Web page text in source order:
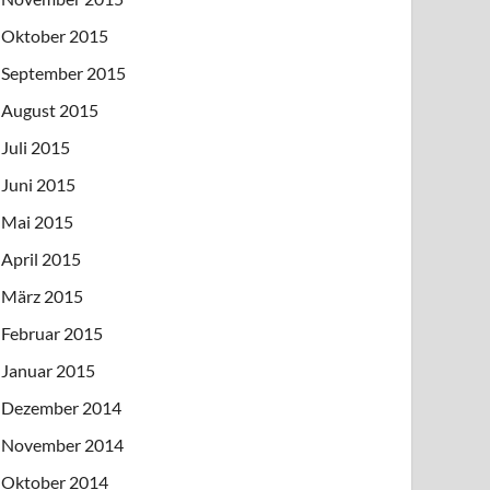
Oktober 2015
September 2015
August 2015
Juli 2015
Juni 2015
Mai 2015
April 2015
März 2015
Februar 2015
Januar 2015
Dezember 2014
November 2014
Oktober 2014